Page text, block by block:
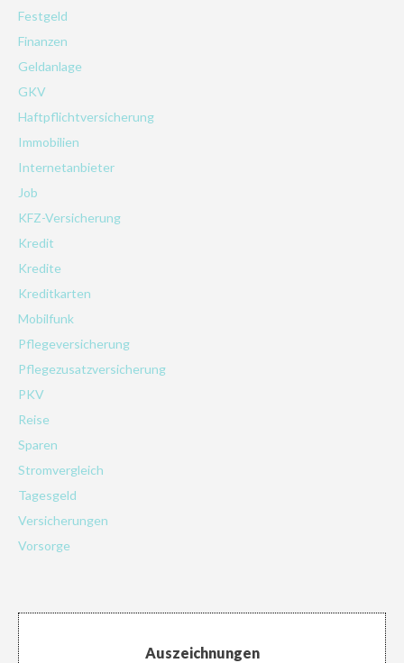
Festgeld
Finanzen
Geldanlage
GKV
Haftpflichtversicherung
Immobilien
Internetanbieter
Job
KFZ-Versicherung
Kredit
Kredite
Kreditkarten
Mobilfunk
Pflegeversicherung
Pflegezusatzversicherung
PKV
Reise
Sparen
Stromvergleich
Tagesgeld
Versicherungen
Vorsorge
Auszeichnungen